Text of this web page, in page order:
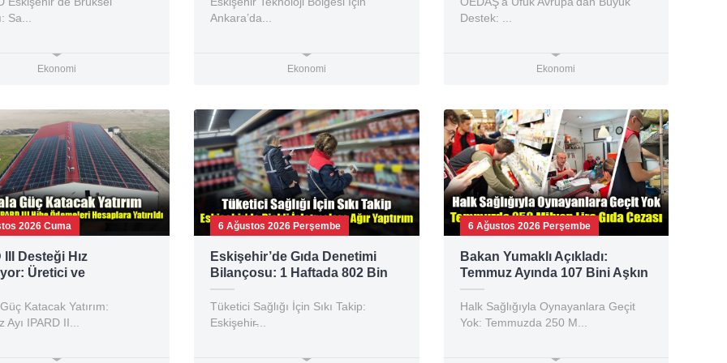
Sa...
Ekonomi
Ankara’da...
Ekonomi
Destek: ...
Ekonomi
2026 Cuma
III Desteği Hız
Üretici ve
Dev Kaynak
Katacak Yatırım:
Ayı IPARD II...
6 Ağustos 2026 Perşembe
Eskişehir’de Gıda Denetimi
Bilançosu: 1 Haftada 802 Bin
TL Ceza!
Tüketici Sağlığı İçin Sıkı Takip:
Eskişehir̵...
6 Ağustos 2026 Perşembe
Bakan Yumaklı Açıkladı:
Temmuz Ayında 107 Bini Aşkın
Gıda Denetimi Yapıldı
Halk Sağlığıyla Oynayanlara Geçit
Yok: Temmuzda 250 M...